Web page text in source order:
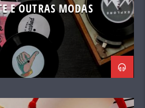
E OUTRAS MODAS